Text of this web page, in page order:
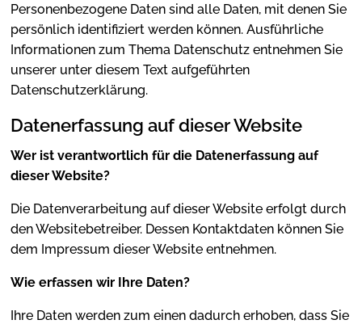
Personenbezogene Daten sind alle Daten, mit denen Sie
persönlich identifiziert werden können. Ausführliche
Informationen zum Thema Datenschutz entnehmen Sie
unserer unter diesem Text aufgeführten
Datenschutzerklärung.
Datenerfassung auf dieser Website
Wer ist verantwortlich für die Datenerfassung auf
dieser Website?
Die Datenverarbeitung auf dieser Website erfolgt durch
den Websitebetreiber. Dessen Kontaktdaten können Sie
dem Impressum dieser Website entnehmen.
Wie erfassen wir Ihre Daten?
Ihre Daten werden zum einen dadurch erhoben, dass Sie